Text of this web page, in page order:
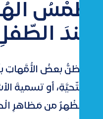
طَمْسُ
عندَ
تَظنُّ بعضُ الأُمَّهاتِ
التّحيَّةِ، أو تسميةَ
مَظْهرٌ من مَظاهرِ